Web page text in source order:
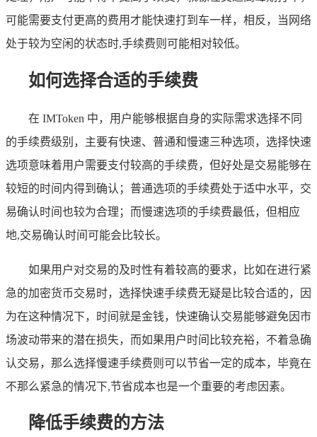
可能需要支付更高的费用才能快速打到车一样，相反，当网络
处于较为空闲的状态时,手续费则可能相对较低。
如何选择合适的手续费
在 IMToken 中，用户能够根据自身的实际需求选择不同
的手续费级别，主要有快速、普通和慢速三种选项，选择快速
选项意味着用户需要支付较高的手续费，但好处是交易能够在
较短的时间内得到确认；普通选项的手续费处于适中水平，交
易确认时间也较为合理；而慢速选项的手续费最低，但相应
地,交易确认时间可能会比较长。
如果用户对交易的及时性有着较高的要求，比如在进行紧
急的加密货币交易时，选择快速手续费无疑是比较合适的，因
为在这种情况下，时间就是金钱，快速确认交易能够避免因市
场波动带来的潜在损失，而如果用户时间比较充裕，不着急确
认交易，那么选择慢速手续费则可以节省一定的成本，毕竟在
不那么紧急的情况下,节省成本也是一个重要的考虑因素。
降低手续费的方法